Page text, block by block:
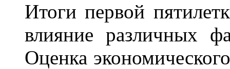
Итоги первой
влияние различных
Оценка